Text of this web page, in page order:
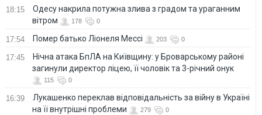
18:15
Одесу накрила потужна злива з градом та ураганним
вітром
178 0
17:54 Помер батько Ліонеля Мессі 203 0
17:45
Нічна атака БпЛА на Київщину: у Броварському районі
загинули директор ліцею, її чоловік та 3-річний онук
115 0
16:39
Лукашенко переклав відповідальність за війну в Україні
на її внутрішні проблеми
279 0